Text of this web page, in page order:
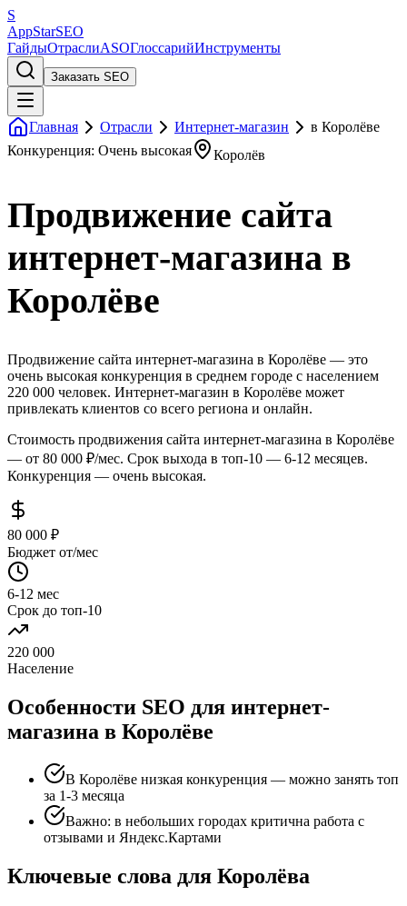
S
AppStarSEO
ГайдыОтраслиASOГлоссарийИнструменты
Заказать SEO
Главная Отрасли Интернет-магазин
в Королёве
Конкуренция: Очень высокая
Королёв
Продвижение сайта
интернет-магазина в
Королёве
Продвижение сайта интернет-магазина в Королёве — это
очень высокая конкуренция в среднем городе с населением
220 000 человек. Интернет-магазин в Королёве может
привлекать клиентов со всего региона и онлайн.
Стоимость продвижения сайта интернет-магазина в Королёве
— от 80 000 ₽/мес. Срок выхода в топ-10 — 6-12 месяцев.
Конкуренция — очень высокая.
80 000 ₽
Бюджет от/мес
6-12 мес
Срок до топ-10
220 000
Население
Особенности SEO для интернет-
магазина в Королёве
В Королёве низкая конкуренция — можно занять топ
за 1-3 месяца
Важно: в небольших городах критична работа с
отзывами и Яндекс.Картами
Ключевые слова для Королёва